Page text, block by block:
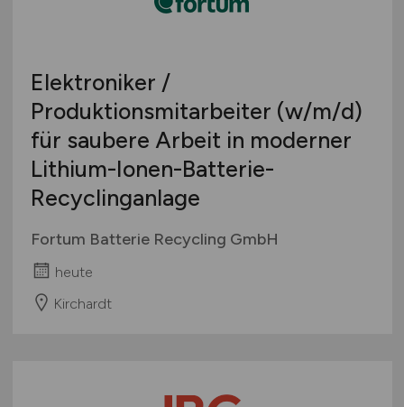
Elektroniker /
Produktionsmitarbeiter (w/m/d)
für saubere Arbeit in moderner
Lithium-Ionen-Batterie-
Recyclinganlage
Fortum Batterie Recycling GmbH
heute
Kirchardt